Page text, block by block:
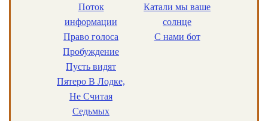
Поток
информации
Право голоса
Пробуждение
Пусть видят
Пятеро В Лодке,
Не Считая
Седьмых
Катали мы ваше
солнце
С нами бот